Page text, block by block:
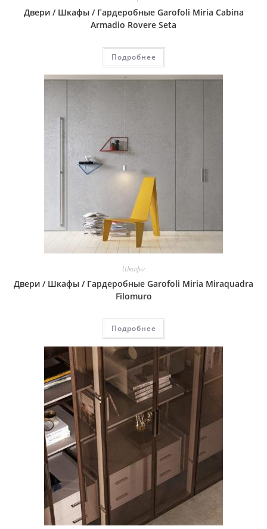
Двери / Шкафы / Гардеробные Garofoli Miria Cabina
Armadio Rovere Seta
Подробнее
Шкафы
Двери / Шкафы / Гардеробные Garofoli Miria Miraquadra
Filomuro
Подробнее